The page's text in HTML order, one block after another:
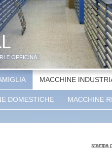
E OFFICINA
MACCHINE
DOMESTICHE MACCHINE
stampa